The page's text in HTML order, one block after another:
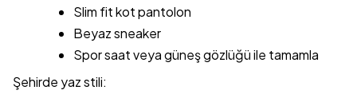
Slim fit kot pantolon
Beyaz sneaker
Spor saat veya güneş gözlüğü ile tamamla
Şehirde yaz stili: